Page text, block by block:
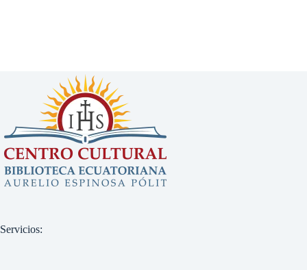
Servicios: